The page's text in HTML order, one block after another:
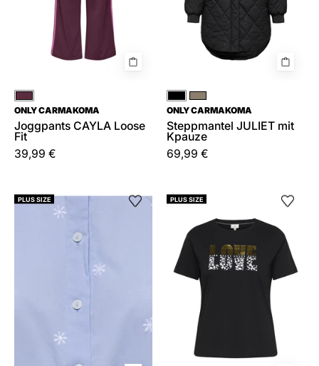
Violett
ONLY CARMAKOMA
Joggpants CAYLA Loose
Fit
39,99 €
Schwarz
Braun
ONLY CARMAKOMA
Steppmantel JULIET mit
Kpauze
69,99 €
Bluse
PLUS SIZE
aus
Baumwolle
PLUS SIZE